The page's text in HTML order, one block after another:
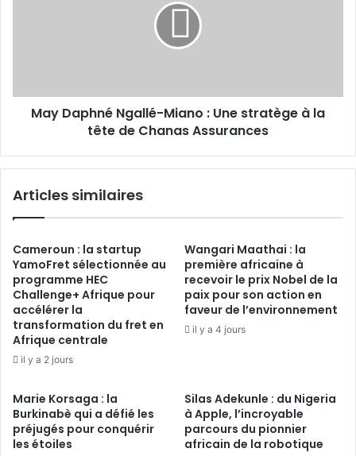
tête
May Daphné Ngallé-Miano : Une stratège à la
tête de Chanas Assurances
Articles similaires
Cameroun : la startup
YamoFret sélectionnée au
programme HEC
Challenge+ Afrique pour
accélérer la
transformation du fret en
Afrique centrale
il y a 2 jours
Wangari Maathai : la
première africaine à
recevoir le prix Nobel de la
paix pour son action en
faveur de l’environnement
il y a 4 jours
Marie Korsaga : la
Burkinabè qui a défié les
préjugés pour conquérir
les étoiles
Silas Adekunle : du Nigeria
à Apple, l’incroyable
parcours du pionnier
africain de la robotique